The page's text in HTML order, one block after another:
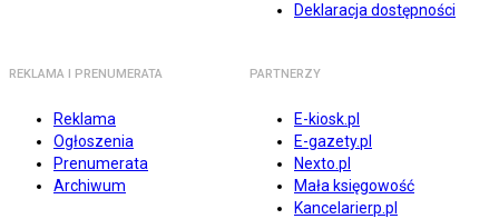
Deklaracja dostępności
REKLAMA I PRENUMERATA
Reklama
Ogłoszenia
Prenumerata
Archiwum
PARTNERZY
E-kiosk.pl
E-gazety.pl
Nexto.pl
Mała księgowość
Kancelarierp.pl